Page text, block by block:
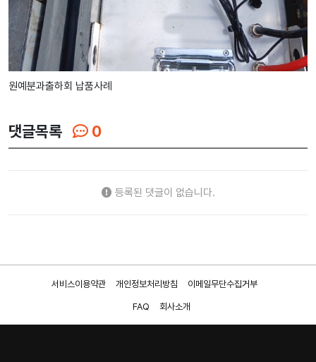
원예분과출하회 납품사례
댓글목록 0
등록된 댓글이 없습니다.
서비스이용약관 개인정보처리방침 이메일무단수집거부
FAQ 회사소개